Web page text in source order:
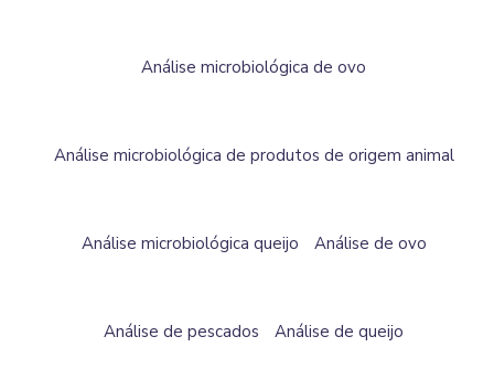
Análise microbiológica de ovo
Análise microbiológica de produtos de origem animal
Análise microbiológica queijo Análise de ovo
Análise de pescados Análise de queijo